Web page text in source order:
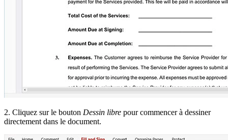
2. Cliquez sur le bouton Dessin libre pour commencer à dessiner
directement dans le document.